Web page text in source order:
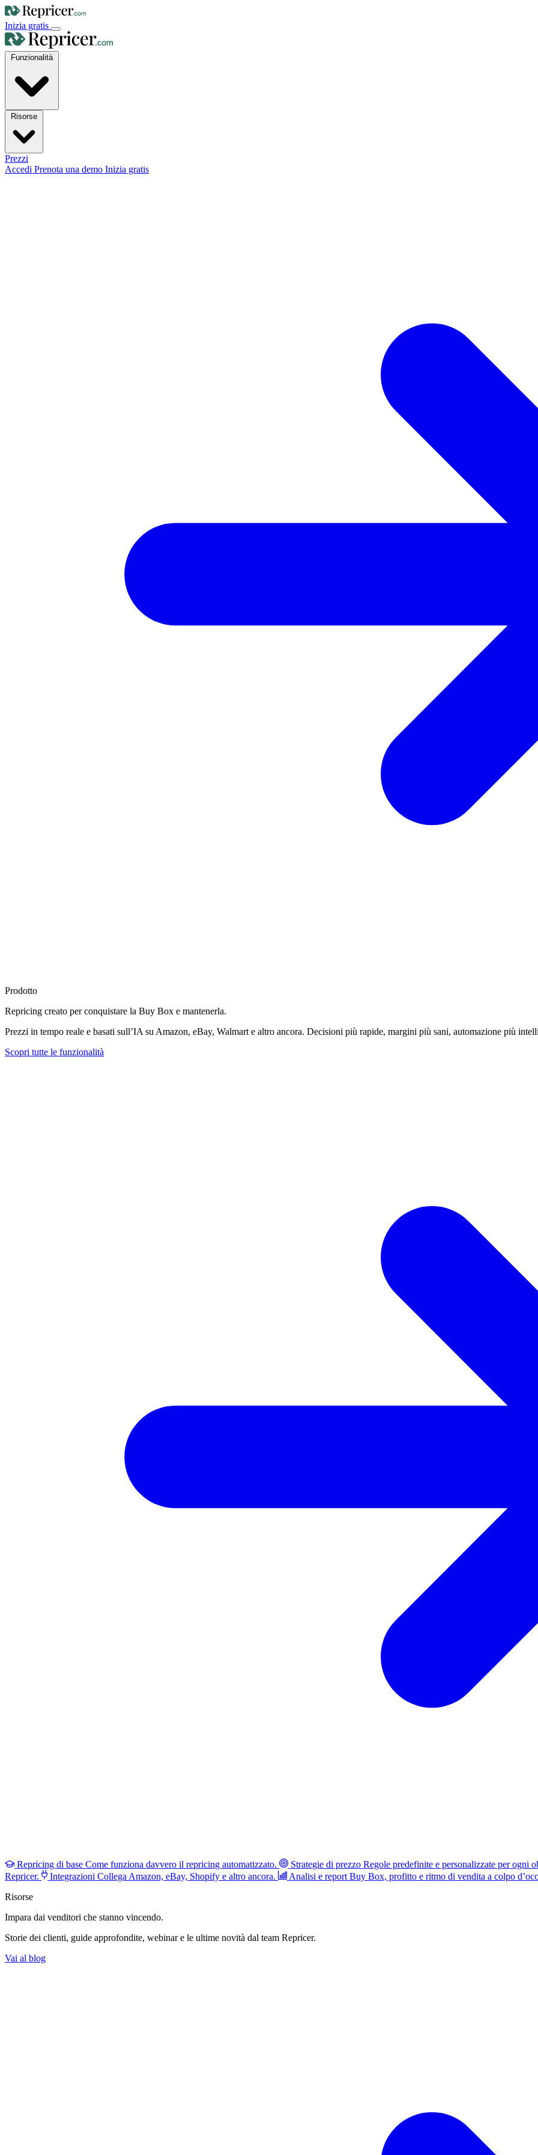
Inizia gratis
Funzionalità
Prezzi
Accedi Prenota una demo Inizia gratis
Prodotto
Repricing creato perconquistare la Buy Box e mantenerla.
Prezzi in tempo reale e basati sull’IA su Amazon, eBay, Walmart e altro ancora. Decisioni più rapide, margini più sani, automazione più
Scopri tutte le funzionalità
Repricing di base Come funziona davvero il repricing automatizzato. Strategie di prezzo Regole predefinite e personalizzate per ogni
Repricer.
Integrazioni Collega Amazon, eBay, Shopify e altro ancora. Analisi e report Buy Box, profitto e ritmo di vendita a colpo
Risorse
Impara dai venditori che stanno vincendo.
Storie dei clienti, guide approfondite, webinar e le ultime novità dal team Repricer.
Vai al blog